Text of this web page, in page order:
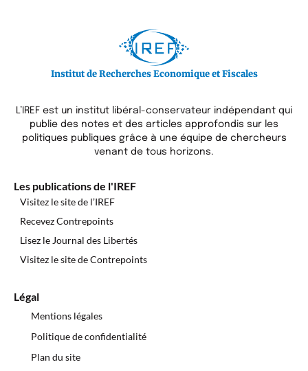
Institut de Recherches Economique et Fiscales
L’IREF est un institut libéral-conservateur indépendant qui
publie des notes et des articles approfondis sur les
politiques publiques grâce à une équipe de chercheurs
venant de tous horizons.
Les publications de l'IREF
Visitez le site de l’IREF
Recevez Contrepoints
Lisez le Journal des Libertés
Visitez le site de Contrepoints
Légal
Mentions légales
Politique de confidentialité
Plan du site